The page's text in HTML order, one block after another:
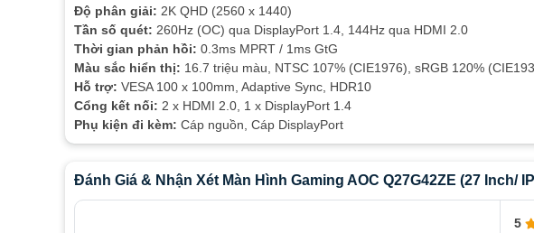
Độ phân giải: 2K QHD (2560 x 1440)
Tần số quét: 260Hz (OC) qua DisplayPort 1.4, 144Hz qua HDMI 2.0
Thời gian phản hồi: 0.3ms MPRT / 1ms GtG
Màu sắc hiển thị: 16.7 triệu màu, NTSC 107% (CIE1976), sRGB 120%
Hỗ trợ: VESA 100 x 100mm, Adaptive Sync, HDR10
Cổng kết nối: 2 x HDMI 2.0, 1 x DisplayPort 1.4
Phụ kiện đi kèm: Cáp nguồn, Cáp DisplayPort
Đánh Giá & Nhận Xét Màn Hình Gaming AOC Q27G42ZE (27 Inch/
5